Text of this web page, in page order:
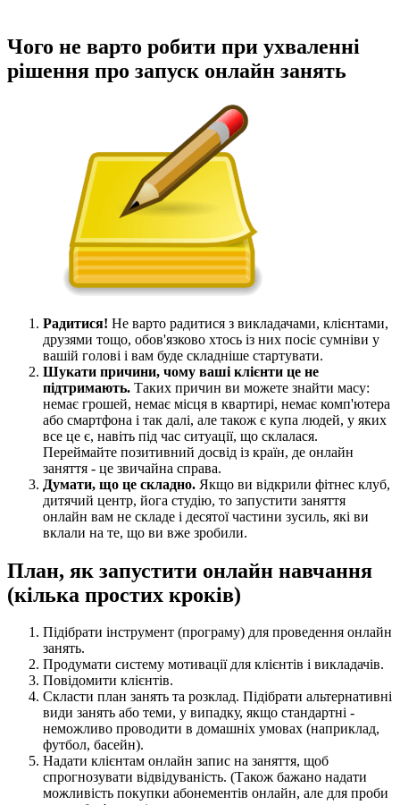
Чого не варто робити при ухваленні
рішення про запуск онлайн занять
Радитися! Не варто радитися з викладачами, клієнтами,
друзями тощо, обов'язково хтось із них посіє сумніви у
вашій голові і вам буде складніше стартувати.
Шукати причини, чому ваші клієнти це не
підтримають. Таких причин ви можете знайти масу:
немає грошей, немає місця в квартирі, немає комп'ютера
або смартфона і так далі, але також є купа людей, у яких
все це є, навіть під час ситуації, що склалася.
Переймайте позитивний досвід із країн, де онлайн
заняття - це звичайна справа.
Думати, що це складно. Якщо ви відкрили фітнес клуб,
дитячий центр, йога студію, то запустити заняття
онлайн вам не складе і десятої частини зусиль, які ви
вклали на те, що ви вже зробили.
План, як запустити онлайн навчання
(кілька простих кроків)
Підібрати інструмент (програму) для проведення онлайн
занять.
Продумати систему мотивації для клієнтів і викладачів.
Повідомити клієнтів.
Скласти план занять та розклад. Підібрати альтернативні
види занять або теми, у випадку, якщо стандартні -
неможливо проводити в домашніх умовах (наприклад,
футбол, басейн).
Надати клієнтам онлайн запис на заняття, щоб
спрогнозувати відвідуваність. (Також бажано надати
можливість покупки абонементів онлайн, але для проби